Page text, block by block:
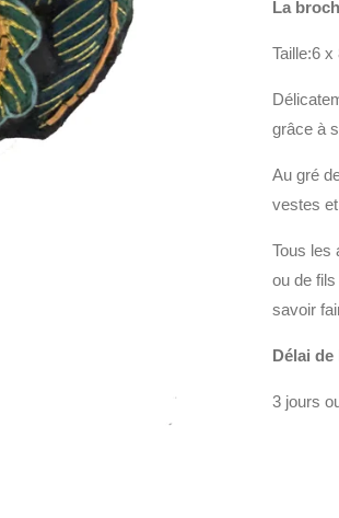
La
Taille:6 x
grâce à
Au gré
vestes
Tous les
ou de
savoir
Délai
3 jours